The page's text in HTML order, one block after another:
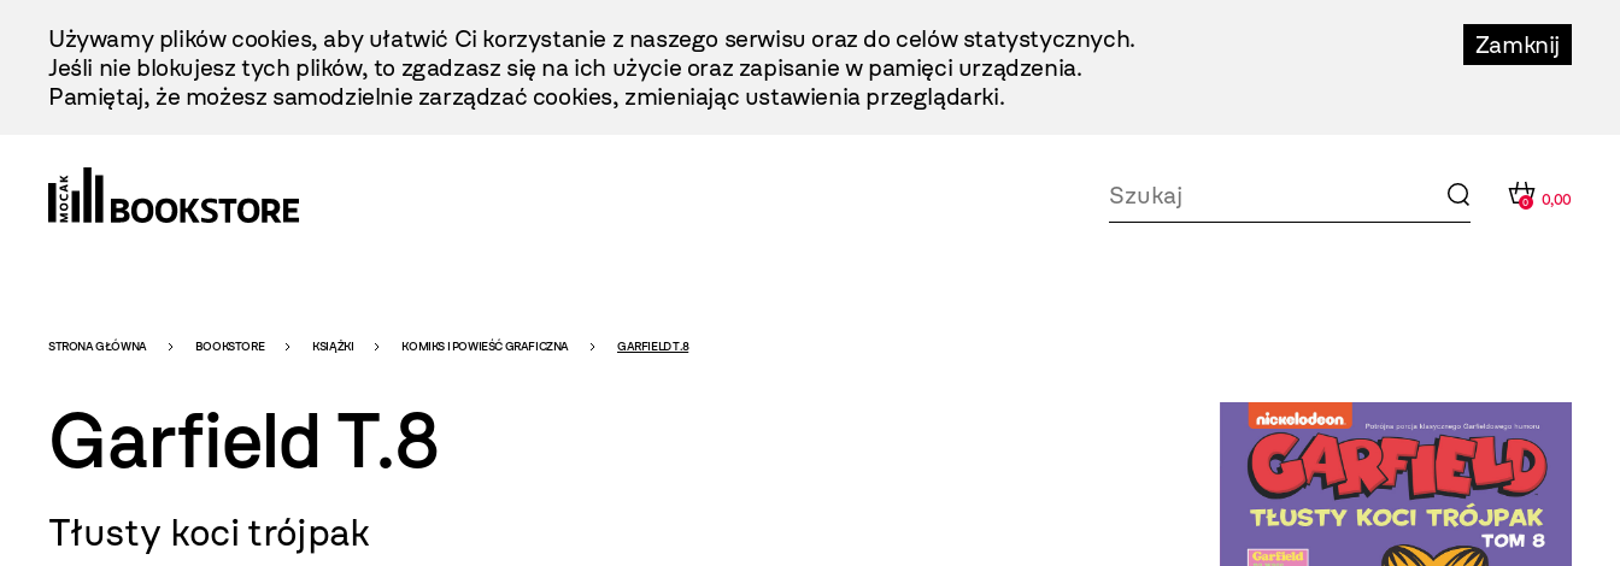
Treści
Zamknij
Używamy plików cookies, aby ułatwić Ci korzystanie z naszego serwisu oraz do celów statystycznych.
Jeśli nie blokujesz tych plików, to zgadzasz się na ich użycie oraz zapisanie w pamięci urządzenia.
Pamiętaj, że możesz samodzielnie zarządzać cookies, zmieniając ustawienia przeglądarki.
0 0,00
Bookstore
-
STRONA GŁÓWNA BOOKSTORE KSIĄŻKI KOMIKS I POWIEŚĆ GRAFICZNA GARFIELD T.8
Garfield T.8
Tłusty koci trójpak